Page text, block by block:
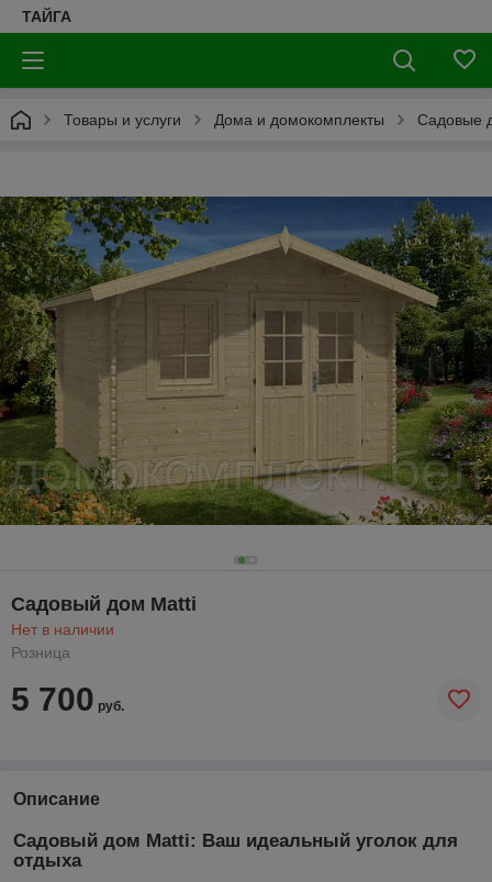
ТАЙГА
Товары и услуги Дома и домокомплекты Садовые
Садовый дом Matti
Нет в наличии
Розница
5 700 руб.
Описание
Садовый дом Matti: Ваш идеальный уголок для
отдыха